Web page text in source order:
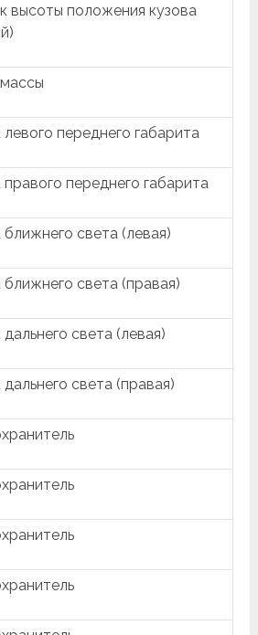
высоты положения кузова
переднего габарита
переднего габарита
света (левая)
света (правая)
света (левая)
света (правая)